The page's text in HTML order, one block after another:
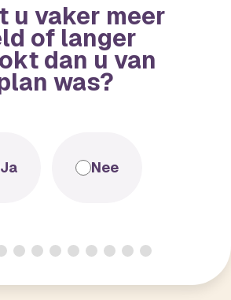
u vaker meer
of langer
dan u van
was?
Ja Nee